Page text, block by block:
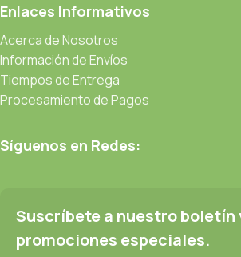
Enlaces Informativos
Acerca de Nosotros
Información de Envíos
Tiempos de Entrega
Procesamiento de Pagos
Síguenos en Redes:
Suscríbete a nuestro boletín
promociones especiales.